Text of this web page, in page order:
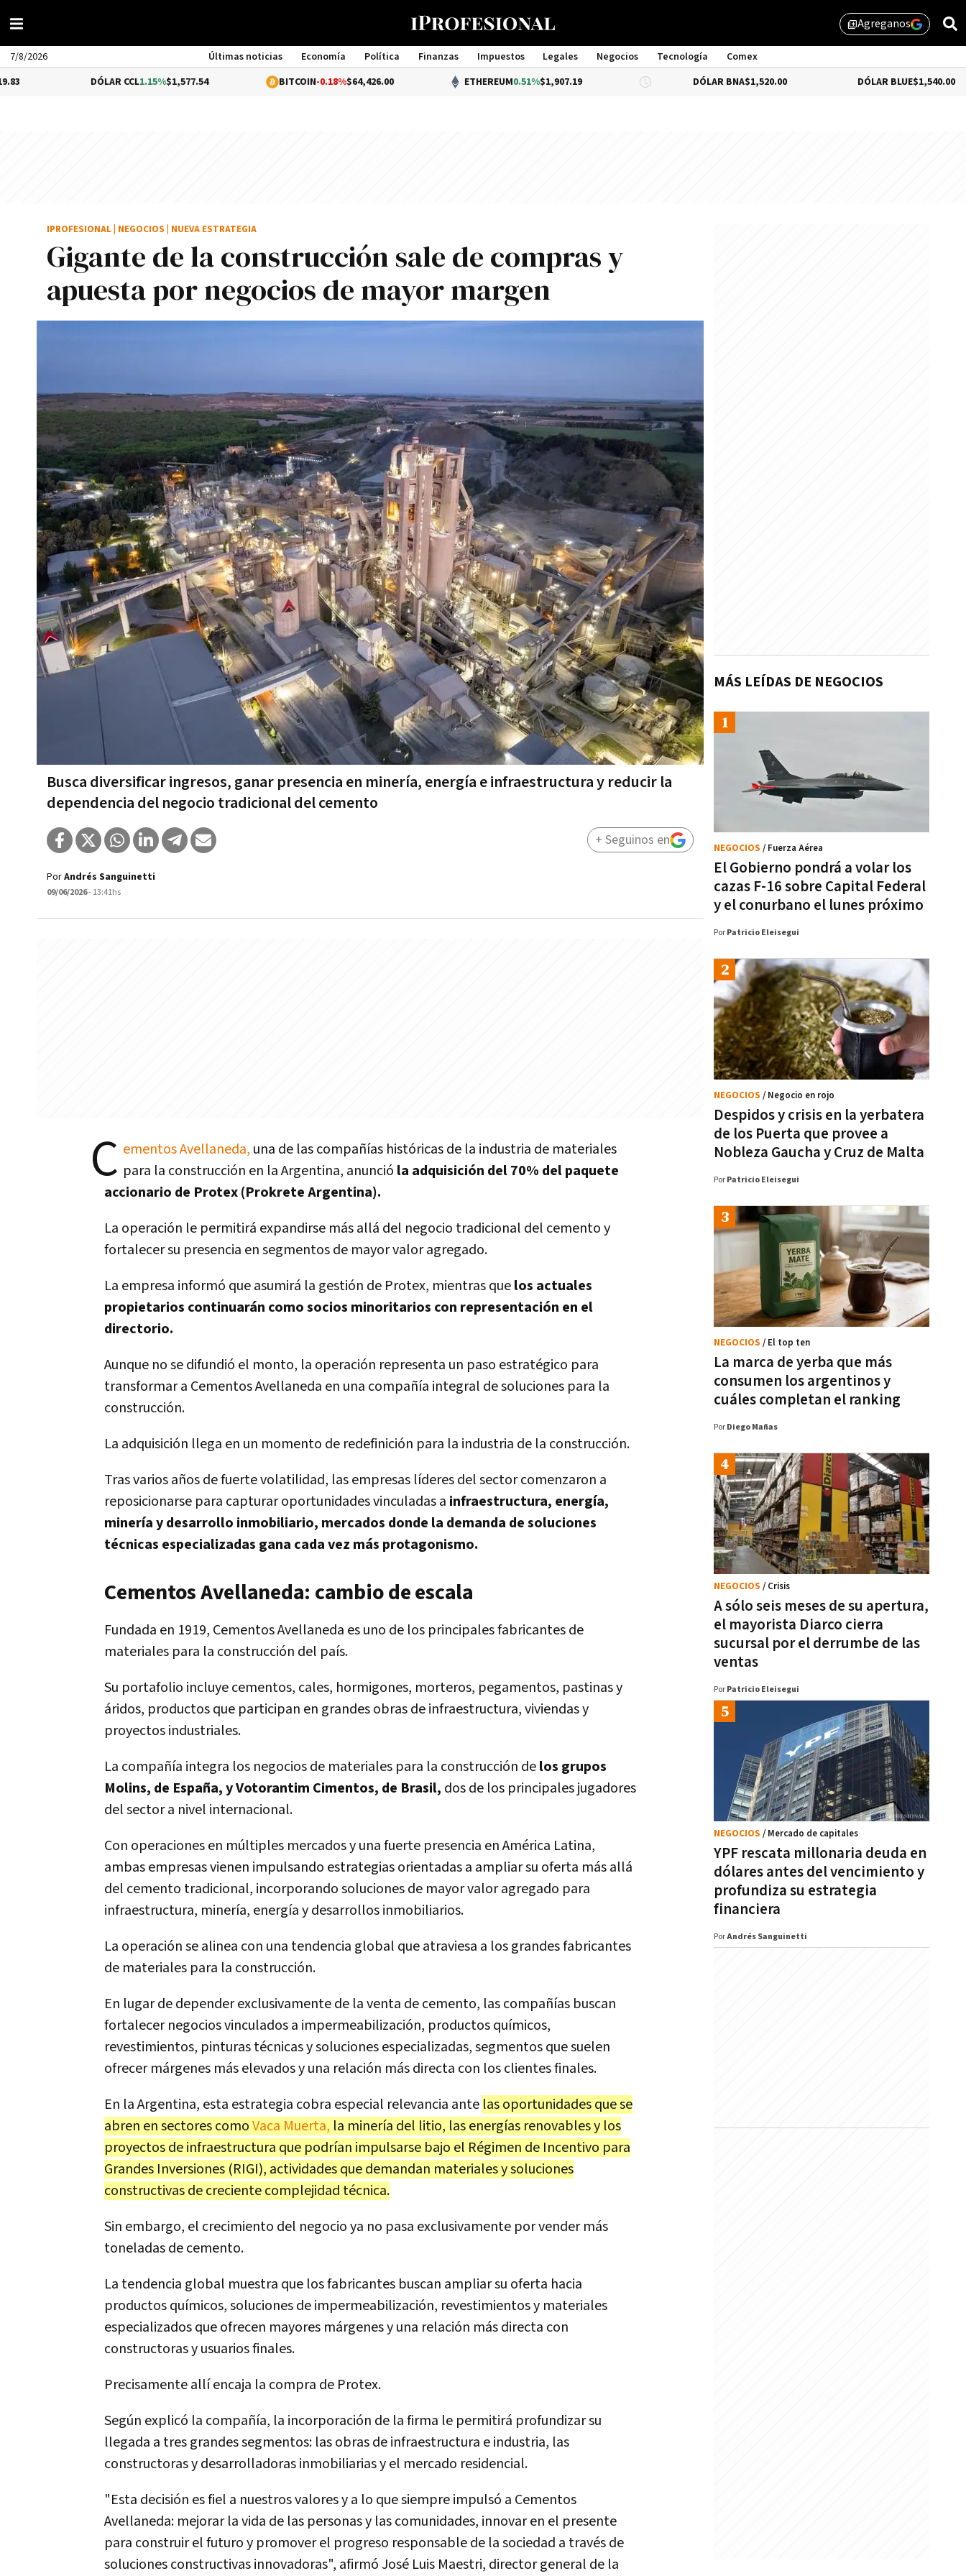
library_addAgreganos
7/8/2026 Últimas noticias Economía Política Finanzas Impuestos Legales Negocios Tecnología
Comex
Management
1.15%$1,577.54 -0.18%$64,426.00 ETHEREUM 0.51%$1,907.19 DÓLAR BNA $1,520.00 DÓLAR BLUE$1,540.00
Gigante de la construcción sale de compras y
apuesta por negocios de mayor margen
Busca diversificar ingresos, ganar presencia en minería, energía e infraestructura y reducir la
dependencia del negocio tradicional del cemento
IPROFESIONAL NEGOCIOS NUEVA ESTRATEGIA
PorAndrés Sanguinetti
09/06/2026- 13:41hs
+ Seguinos en
C ementos Avellaneda, una de las compañías históricas de la industria de materiales
para la construcción en la Argentina, anunció la adquisición del 70% del paquete
accionario de Protex (Prokrete Argentina).
La operación le permitirá expandirse más allá del negocio tradicional del cemento y
fortalecer su presencia en segmentos de mayor valor agregado.
La empresa informó que asumirá la gestión de Protex, mientras quelos actuales
propietarios continuarán como socios minoritarios con representación en el
directorio.
Aunque no se difundió el monto, la operación representa un paso estratégico para
transformar a Cementos Avellaneda en una compañía integral de soluciones para la
construcción.
La adquisición llega en un momento de redefinición para la industria de la construcción.
Tras varios años de fuerte volatilidad, las empresas líderes del sector comenzaron a
reposicionarse para capturar oportunidades vinculadas a infraestructura, energía,
minería y desarrollo inmobiliario, mercados donde la demanda de soluciones
técnicas especializadas gana cada vez más protagonismo.
Cementos Avellaneda: cambio de escala
Fundada en 1919, Cementos Avellaneda es uno de los principales fabricantes de
materiales para la construcción del país.
Su portafolio incluye cementos, cales, hormigones, morteros, pegamentos, pastinas y
áridos, productos que participan en grandes obras de infraestructura, viviendas y
proyectos industriales.
La compañía integra los negocios de materiales para la construcción delos grupos
Molins, de España, y Votorantim Cimentos, de Brasil, dos de los principales jugadores
del sector a nivel internacional.
Con operaciones en múltiples mercados y una fuerte presencia en América Latina,
ambas empresas vienen impulsando estrategias orientadas a ampliar su oferta más allá
del cemento tradicional, incorporando soluciones de mayor valor agregado para
infraestructura, minería, energía y desarrollos inmobiliarios.
La operación se alinea con una tendencia global que atraviesa a los grandes fabricantes
de materiales para la construcción.
En lugar de depender exclusivamente de la venta de cemento, las compañías buscan
fortalecer negocios vinculados a impermeabilización, productos químicos,
revestimientos, pinturas técnicas y soluciones especializadas, segmentos que suelen
ofrecer márgenes más elevados y una relación más directa con los clientes finales.
En la Argentina, esta estrategia cobra especial relevancia ante las oportunidades que se
abren en sectores comoVaca Muerta, la minería del litio, las energías renovables y los
proyectos de infraestructura que podrían impulsarse bajo el Régimen de Incentivo para
Grandes Inversiones (RIGI), actividades que demandan materiales y soluciones
constructivas de creciente complejidad técnica.
Sin embargo, el crecimiento del negocio ya no pasa exclusivamente por vender más
toneladas de cemento.
La tendencia global muestra que los fabricantes buscan ampliar su oferta hacia
productos químicos, soluciones de impermeabilización, revestimientos y materiales
especializados que ofrecen mayores márgenes y una relación más directa con
constructoras y usuarios finales.
Precisamente allí encaja la compra de Protex.
Según explicó la compañía, la incorporación de la firma le permitirá profundizar su
llegada a tres grandes segmentos: las obras de infraestructura e industria, las
constructoras y desarrolladoras inmobiliarias y el mercado residencial.
"Esta decisión es fiel a nuestros valores y a lo que siempre impulsó a Cementos
Avellaneda: mejorar la vida de las personas y las comunidades, innovar en el presente
para construir el futuro y promover el progreso responsable de la sociedad a través de
soluciones constructivas innovadoras", afirmó José Luis Maestri, director general de la
MÁS LEÍDAS DE NEGOCIOS
El Gobierno pondrá a volar los
cazas F-16 sobre Capital Federal
y el conurbano el lunes próximo
NEGOCIOS / Fuerza Aérea
Por Patricio Eleisegui
Despidos y crisis en la yerbatera
de los Puerta que provee a
Nobleza Gaucha y Cruz de Malta
NEGOCIOS / Negocio en rojo
Por Patricio Eleisegui
La marca de yerba que más
consumen los argentinos y
cuáles completan el ranking
NEGOCIOS / El top ten
Por Diego Mañas
A sólo seis meses de su apertura,
el mayorista Diarco cierra
sucursal por el derrumbe de las
ventas
NEGOCIOS / Crisis
Por Patricio Eleisegui
YPF rescata millonaria deuda en
dólares antes del vencimiento y
profundiza su estrategia
financiera
NEGOCIOS / Mercado de capitales
PorAndrés Sanguinetti